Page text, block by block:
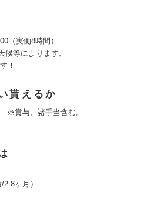
（実働8時間）
等によります。
！
貰えるか
※賞与、諸手当含む。
ヶ月）